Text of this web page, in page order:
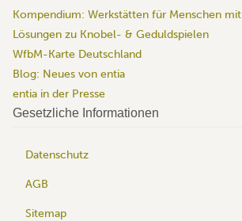
Kompendium: Werkstätten für Menschen
Lösungen zu Knobel- & Geduldspielen
WfbM-Karte Deutschland
Blog: Neues von entia
entia in der Presse
Gesetzliche Informationen
Datenschutz
AGB
Sitemap